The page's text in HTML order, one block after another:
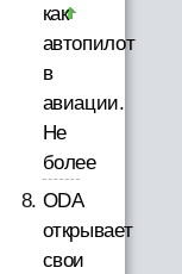
как
автопилот
в
авиации.
Не
более
ODA
открывает
свои